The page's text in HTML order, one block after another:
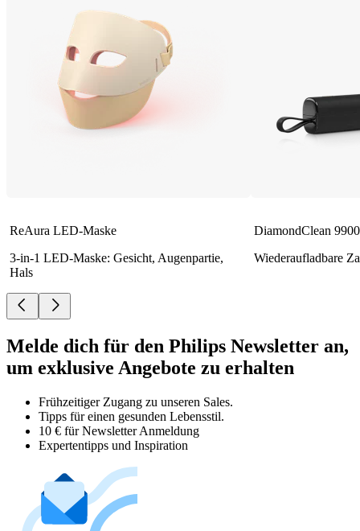
ReAura LED-Maske
3-in-1 LED-Maske: Gesicht, Augenpartie,
Hals
DiamondClean
Wiederaufladbare
Melde dich für den Philips Newsletter an,
um exklusive Angebote zu erhalten
Frühzeitiger Zugang zu unseren Sales.
Tipps für einen gesunden Lebensstil.
10 € für Newsletter Anmeldung
Expertentipps und Inspiration